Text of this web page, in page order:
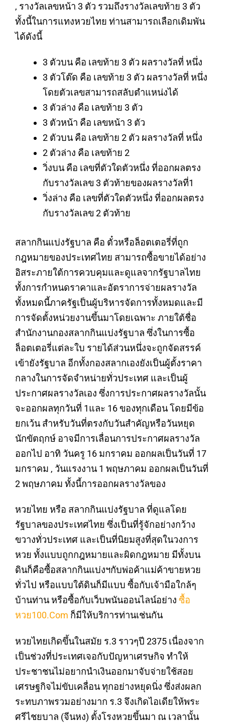
, รางวัลเลขหน้า 3 ตัว รวมถึงรางวัลเลขท้าย 3 ตัว
ทั้งนี้ในการแทงหวยไทย ท่านสามารถเลือกเดิมพัน
ได้ดังนี้
3 ตัวบน คือ เลขท้าย 3 ตัว ผลรางวัลที่ หนึ่ง
3 ตัวโต๊ด คือ เลขท้าย 3 ตัว ผลรางวัลที่ หนึ่ง
โดยตัวเลขสามารถสลับตำแหน่งได้
3 ตัวล่าง คือ เลขท้าย 3 ตัว
3 ตัวหน้า คือ เลขหน้า 3 ตัว
2 ตัวบน คือ เลขท้าย 2 ตัว ผลรางวัลที่ หนึ่ง
2 ตัวล่าง คือ เลขท้าย 2
วิ่งบน คือ เลขที่ตัวใดตัวหนึ่ง ที่ออกผลตรง
กับรางวัลเลข 3 ตัวท้ายของผลรางวัลที่1
วิ่งล่าง คือ เลขที่ตัวใดตัวหนึ่ง ที่ออกผลตรง
กับรางวัลเลข 2 ตัวท้าย
สลากกินแบ่งรัฐบาล คือ ตั๋วหรือล็อตเตอรี่ที่ถูก
กฎหมายของประเทศไทย สามารถซื้อขายได้อย่าง
อิสระภายใต้การควบคุมและดูแลจากรัฐบาลไทย
ทั้งการกำหนดราคาและอัตราการจ่ายผลรางวัล
ทั้งหมดนี้ภาครัฐเป็นผู้บริหารจัดการทั้งหมดและมี
การจัดตั้งหน่วยงานขึ้นมาโดยเฉพาะ ภายใต้ชื่อ
สำนักงานกองสลากกินแบ่งรัฐบาล ซึ่งในการซื้อ
ล็อตเตอรี่แต่ละใบ รายได้ส่วนหนึ่งจะถูกจัดสรรค์
เข้ายังรัฐบาล อีกทั้งกองสลากเองยังเป็นผู้ตั้งราคา
กลางในการจัดจำหน่ายทั่วประเทศ และเป็นผู้
ประกาศผลรางวัลเอง ซึ่งการประกาศผลรางวัลนั้น
จะออกผลทุกวันที่ 1และ 16 ของทุกเดือน โดยมีข้อ
ยกเว้น สำหรับวันที่ตรงกับวันสำคัญหรือวันหยุด
นักขัตฤกษ์ อาจมีการเลื่อนการประกาศผลรางวัล
ออกไป อาทิ วันครู 16 มกราคม ออกผลเป็นวันที่ 17
มกราคม , วันแรงงาน 1 พฤษภาคม ออกผลเป็นวันที่
2 พฤษภาคม ทั้งนี้การออกผลรางวัลของ
หวยไทย หรือ สลากกินแบ่งรัฐบาล ที่ดูแลโดย
รัฐบาลของประเทศไทย ซึ่งเป็นที่รู้จักอย่างกว้าง
ขวางทั่วประเทศ และเป็นที่นิยมสูงที่สุดในวงการ
หวย ทั้งแบบถูกกฎหมายและผิดกฎหมาย มีทั้งบน
ดินก็คือซื้อสลากกินแบ่งฯกับพ่อค้าแม่ค้าขายหวย
ทั่วไป หรือแบบใต้ดินก็มีแบบ ซื้อกับเจ้ามือใกล้ๆ
บ้านท่าน หรือซื้อกับเว็บพนันออนไลน์อย่าง ซื้อ
หวย100.com ก็มีให้บริการท่านเช่นกัน
หวยไทยเกิดขึ้นในสมัย ร.3 ราวๆปี 2375 เนื่องจาก
เป็นช่วงที่ประเทศเจอกับปัญหาเศรษกิจ ทำให้
ประชาชนไม่อยากนำเงินออกมาจับจ่ายใช้สอย
เศรษฐกิจไม่ขับเคลื่อน ทุกอย่างหยุดนิ่ง ซึ่งส่งผลก
ระทบภาพรวมอย่างมาก ร.3 จึงเกิดไอเดียให้พระ
ศรีไชยบาล (จีนหง) ตั้งโรงหวยขึ้นมา ณ เวลานั้น